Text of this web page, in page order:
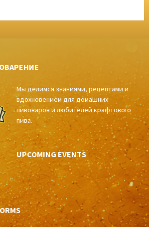
Мы делимся знаниями, рецептами и
вдохновением для домашних
пивоваров и любителей крафтового
пива.
UPCOMING EVENTS